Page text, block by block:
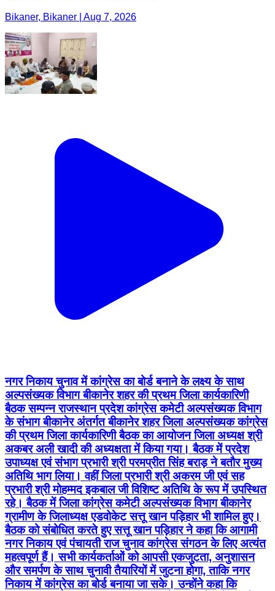
Bikaner, Bikaner | Aug 7, 2026
नगर निकाय चुनाव में कांग्रेस का बोर्ड बनाने के लक्ष्य के साथ
अल्पसंख्यक विभाग बीकानेर शहर की प्रथम जिला कार्यकारिणी
बैठक सम्पन्न राजस्थान प्रदेश कांग्रेस कमेटी अल्पसंख्यक विभाग
के संभाग बीकानेर अंतर्गत बीकानेर शहर जिला अल्पसंख्यक कांग्रेस
की प्रथम जिला कार्यकारिणी बैठक का आयोजन जिला अध्यक्ष श्री
अकबर अली खादी की अध्यक्षता में किया गया। बैठक में प्रदेश
उपाध्यक्ष एवं संभाग प्रभारी श्री परमप्रीत सिंह बराड़ ने बतौर मुख्य
अतिथि भाग लिया। वहीं जिला प्रभारी श्री अकरम जी एवं सह
प्रभारी श्री मोहम्मद इकबाल जी विशिष्ट अतिथि के रूप में उपस्थित
रहे। बैठक में जिला कांग्रेस कमेटी अल्पसंख्यक विभाग बीकानेर
ग्रामीण के जिलाध्यक्ष एडवोकेट सत्तू खान पड़िहार भी शामिल हुए।
बैठक को संबोधित करते हुए सत्तू खान पड़िहार ने कहा कि आगामी
नगर निकाय एवं पंचायती राज चुनाव कांग्रेस संगठन के लिए अत्यंत
महत्वपूर्ण हैं। सभी कार्यकर्ताओं को आपसी एकजुटता, अनुशासन
और समर्पण के साथ चुनावी तैयारियों में जुटना होगा, ताकि नगर
निकाय में कांग्रेस का बोर्ड बनाया जा सके। उन्होंने कहा कि